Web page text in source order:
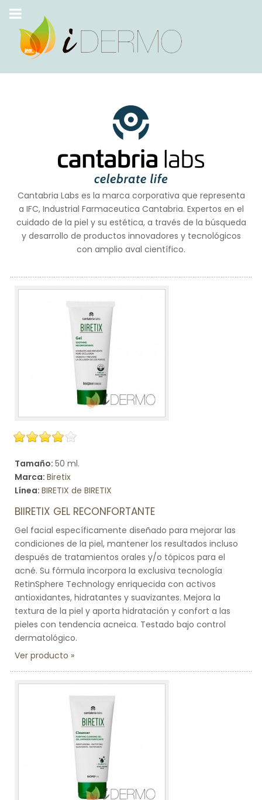
Cantabria Labs es la marca corporativa que representa
a IFC, Industrial Farmaceutica Cantabria. Expertos en el
cuidado de la piel y su estética, a través de la búsqueda
y desarrollo de productos innovadores y tecnológicos
con amplio aval científico.
Tamaño: 50 ml.
Marca: Biretix
Línea: BIRETIX de BIRETIX
BIIRETIX GEL RECONFORTANTE
Gel facial específicamente diseñado para mejorar las
condiciones de la piel, mantener los resultados incluso
después de tratamientos orales y/o tópicos para el
acné. Su fórmula incorpora la exclusiva tecnología
RetinSphere Technology enriquecida con activos
antioxidantes, hidratantes y suavizantes. Mejora la
textura de la piel y aporta hidratación y confort a las
pieles con tendencia acneica. Testado bajo control
dermatológico.
Ver producto